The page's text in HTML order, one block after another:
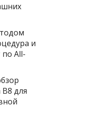
и
All-
для